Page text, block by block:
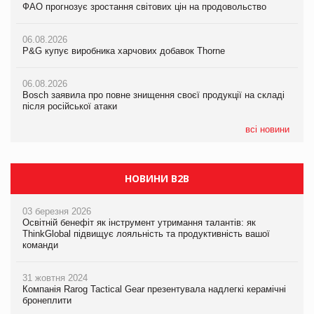
ФАО прогнозує зростання світових цін на продовольство
06.08.2026
P&G купує виробника харчових добавок Thorne
06.08.2026
Bosch заявила про повне знищення своєї продукції на складі
після російської атаки
всі новини
05.08.2026
новинки від ТМ ТОКЕРИ
Сергій Лісунов про заморожені хлібобулочні вироби на
ФАО прогнозує зростання світових цін на продовольство
06.08.2026
P&G купує виробника харчових добавок Thorne
06.08.2026
Bosch заявила про повне знищення своєї продукції на складі
після російської атаки
НОВИНИ B2B
03 березня 2026
Освітній бенефіт як інструмент утримання талантів: як
ThinkGlobal підвищує лояльність та продуктивність вашої
команди
31 жовтня 2024
Компанія Rarog Tactical Gear презентувала надлегкі керамічні
бронеплити